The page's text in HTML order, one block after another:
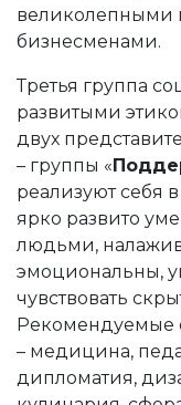
великолепными
бизнесменами.
Третья группа
развитыми
двух
– группы «
реализуют себя
ярко развито
людьми,
эмоциональны,
чувствовать
Рекомендуемые
– медицина,
дипломатия,